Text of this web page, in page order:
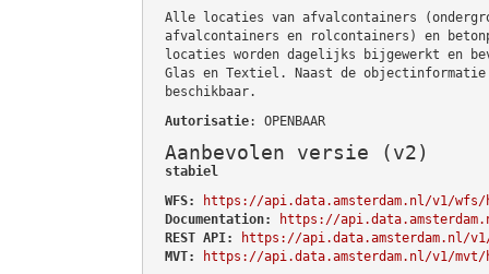
Alle locaties van afvalcontainers
afvalcontainers en rolcontainers) en
locaties worden dagelijks bijgewerkt en
Glas en Textiel. Naast de objectinformatie
beschikbaar.
Autorisatie: OPENBAAR
Aanbevolen versie (v2)
stabiel
WFS:
https://api.data.amsterdam.nl/v1/
Documentation:
https://
REST API:
https://api.data.amsterdam.nl/
MVT:
https://api.data.amsterdam.nl/v1/